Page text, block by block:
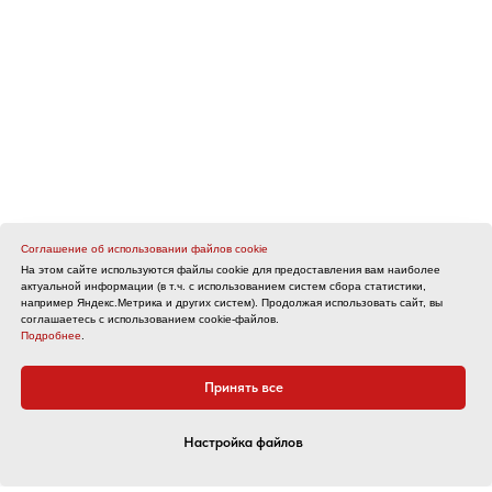
Соглашение об использовании файлов cookie
На этом сайте используются файлы cookie для предоставления вам наиболее
актуальной информации (в т.ч. с использованием систем сбора статистики,
например Яндекс.Метрика и других систем). Продолжая использовать сайт, вы
соглашаетесь с использованием cookie-файлов.
Подробнее.
Принять все
Настройка файлов